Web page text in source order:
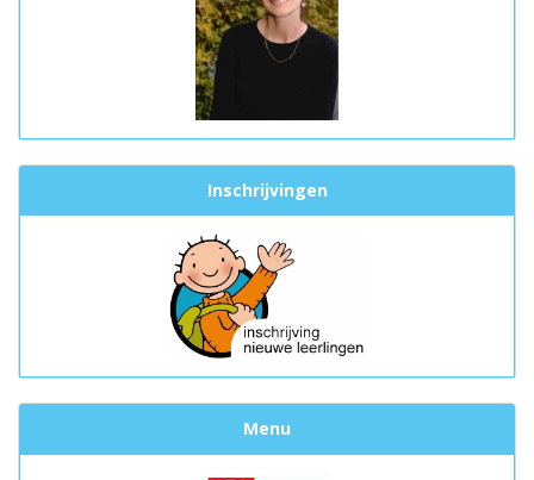
Inschrijvingen
Menu